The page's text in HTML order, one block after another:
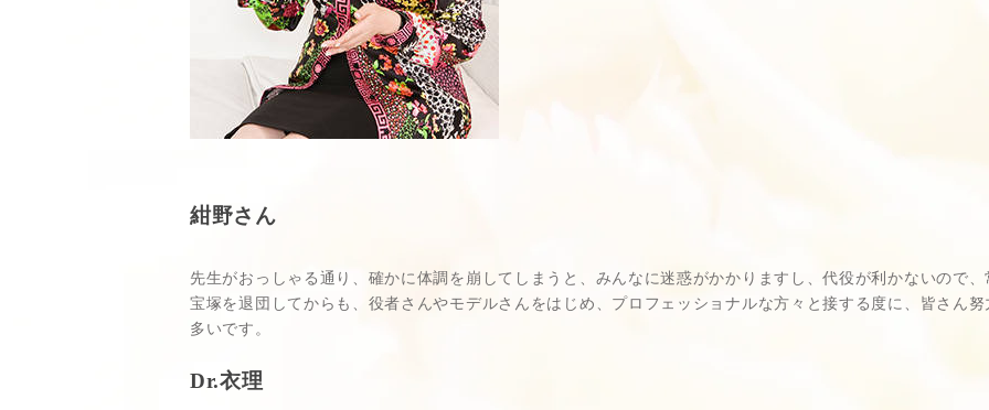
紺野さん
先生がおっしゃる通り、確かに体調を崩してしまうと、みんなに迷惑がかかりますし、代役が利かないので、
宝塚を退団してからも、役者さんやモデルさんをはじめ、プロフェッショナルな方々と接する度に、皆さん
多いです。
Dr.衣理